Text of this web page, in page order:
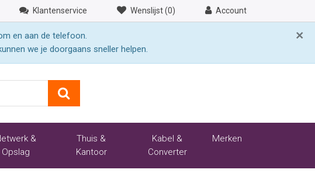
Klantenservice Wenslijst (0) Account
×
en aan de telefoon.
we je doorgaans sneller helpen.
&
Opslag
Thuis &
Kantoor
Kabel &
Converter
Merken